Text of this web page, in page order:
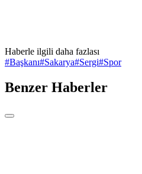
Haberle ilgili daha fazlası
#Başkanı#Sakarya#Sergi#Spor
Benzer Haberler